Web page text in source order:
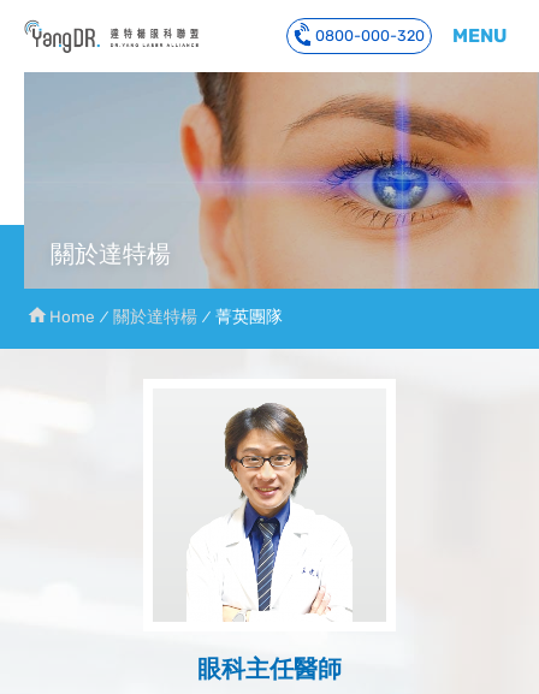
0800-000-320 MENU
關於達特楊
Home 關於達特楊 菁英團隊
眼科主任醫師